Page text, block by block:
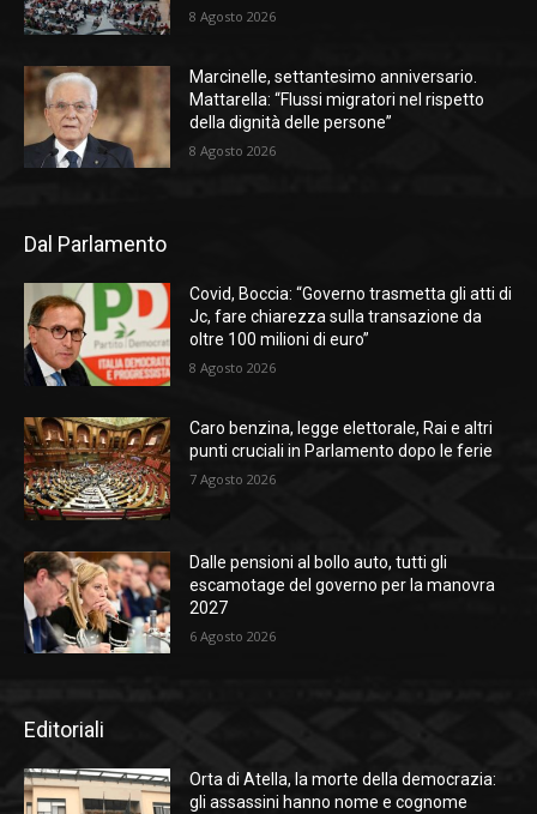
8 Agosto 2026
Marcinelle, settantesimo anniversario.
Mattarella: “Flussi migratori nel rispetto
della dignità delle persone”
8 Agosto 2026
Dal Parlamento
Covid, Boccia: “Governo trasmetta gli atti di
Jc, fare chiarezza sulla transazione da
oltre 100 milioni di euro”
8 Agosto 2026
Caro benzina, legge elettorale, Rai e altri
punti cruciali in Parlamento dopo le ferie
7 Agosto 2026
Dalle pensioni al bollo auto, tutti gli
escamotage del governo per la manovra
2027
6 Agosto 2026
Editoriali
Orta di Atella, la morte della democrazia:
gli assassini hanno nome e cognome